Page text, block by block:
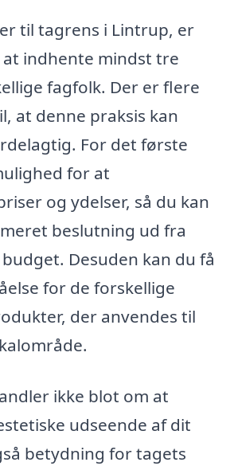
til tagrens i Lintrup, er
indhente mindst tre
fagfolk. Der er flere
at denne praksis kan
For det første
for at
og ydelser, så du kan
beslutning ud fra
Desuden kan du få
for de forskellige
der anvendes til
ikke blot om at
udseende af dit
betydning for tagets